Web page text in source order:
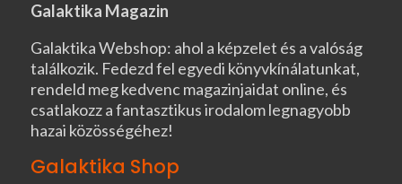
Galaktika Magazin
Galaktika Webshop: ahol a képzelet és a valóság
találkozik. Fedezd fel egyedi könyvkínálatunkat,
rendeld meg kedvenc magazinjaidat online, és
csatlakozz a fantasztikus irodalom legnagyobb
hazai közösségéhez!
Galaktika Shop